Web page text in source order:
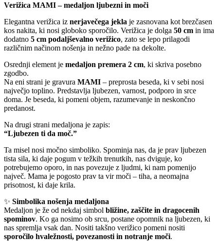
Verižica MAMI – medaljon ljubezni in moči
Elegantna verižica iz nerjavečega jekla je zasnovana kot brezčasen
kos nakita, ki nosi globoko sporočilo. Verižica je dolga 50 cm in ima
dodatno 5 cm podaljševalno verižico, zato se lepo prilagodi
različnim načinom nošenja in nežno pade na dekolte.
Osrednji element je medaljon premera 2 cm, ki skriva posebno
zgodbo.
Na eni strani je gravura MAMI – preprosta beseda, ki v sebi nosi
največjo toplino. Predstavlja ljubezen, varnost, podporo in srce
doma. Je beseda, ki pomeni objem, razumevanje in neskončno
predanost.
Na drugi strani medaljona je zapis:
“Ljubezen ti da moč.”
Ta misel nosi močno simboliko. Spominja nas, da je prav ljubezen
tista sila, ki daje pogum v težkih trenutkih, nas dviguje, ko
potrebujemo oporo, in nas povezuje z ljudmi, ki nam pomenijo
največ. Mama je pogosto prav ta vir moči – tiha, a neomajna
prisotnost, ki daje krila.
✨ Simbolika nošenja medaljona
Medaljon je že od nekdaj simbol bližine, zaščite in dragocenih
spominov. Ko ga nosimo ob srcu, postane opomnik na ljubezen, ki
nas spremlja vsak dan. Nositi takšno verižico pomeni nositi
sporočilo hvaležnosti, povezanosti in notranje moči.